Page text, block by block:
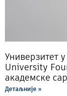
Универзитет
University
академске
Детаљније »